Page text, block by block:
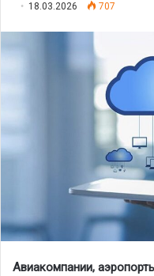
18.03.2026 707
Авиакомпании,